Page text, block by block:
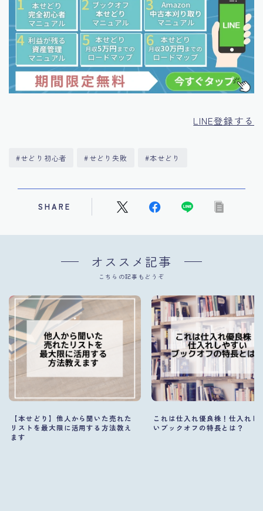
LINE登録する
#せどり初心者 #せどり失敗 #本せどり
SHARE
オススメ記事
こちらの記事もどうぞ
【本せどり】他人から聞いた売れた
リストを最大限に活用する方法教え
ます
これは仕入れ優良株！仕入れし
いブックオフの特長とは？